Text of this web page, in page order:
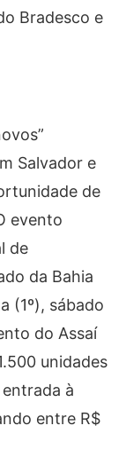
Bradesco e
Salvador e
de
evento
de
da Bahia
(1º), sábado
do Assaí
unidades
à
entre R$